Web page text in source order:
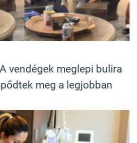
vendégek meglepi bulira
meg a legjobban